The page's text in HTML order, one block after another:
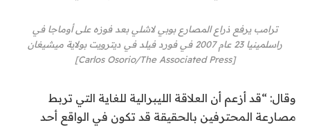
ترامب يرفع ذراع المصارع بوبي لاشلي بعد فوزه على أوماجا في
راسلمينيا 23 عام 2007 في فورد فيلد في ديترويت بولاية ميشيغان
[Carlos Osorio/The Associated Press]
وقال: “قد أزعم أن العلاقة الليبرالية للغاية التي تربط
مصارعة المحترفين بالحقيقة قد تكون في الواقع أحد